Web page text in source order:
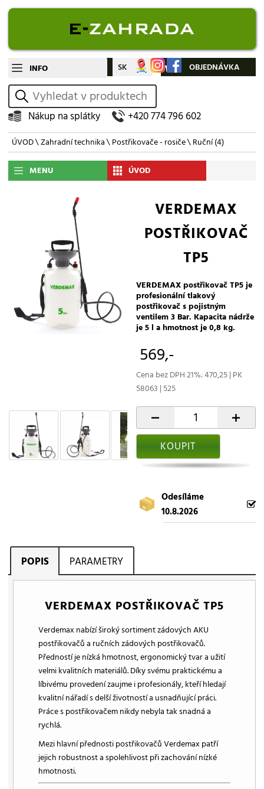
INFO CZ SK Můj účet OBJEDNÁVKA
vyhledat
Nákup na splátky +420 774 796 602
ÚVOD\Zahradní technika\Postřikovače - rosiče\Ruční(4)
MENU ÚVOD
VERDEMAX
POSTŘIKOVAČ
TP5
VERDEMAX postřikovač TP5 je
profesionální tlakový
postřikovač s pojistným
ventilem 3 Bar. Kapacita nádrže
je 5 l a hmotnost je 0,8 kg.
569,-
Cena bez DPH 21%: 470,25 | PK
58063 | 525
- +
KOUPIT
Odesíláme
10.8.2026
POPIS PARAMETRY
VERDEMAX POSTŘIKOVAČ TP5
Verdemax nabízí široký sortiment zádových AKU
postřikovačů a ručních zádových postřikovačů.
Předností je nízká hmotnost, ergonomický tvar a užití
velmi kvalitních materiálů. Díky svému praktickému a
líbivému provedení zaujme i profesionály, kteří hledají
kvalitní nářadí s delší životností a usnadňující práci.
Práce s postřikovačem nikdy nebyla tak snadná a
rychlá.
Mezi hlavní přednosti postřikovačů Verdemax patří
jejich robustnost a spolehlivost při zachování nízké
hmotnosti.